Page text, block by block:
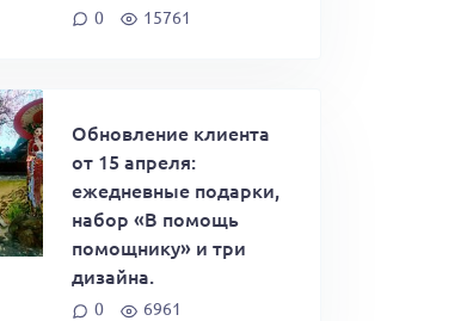
0 15761
Обновление клиента
от 15 апреля:
ежедневные подарки,
набор «В помощь
помощнику» и три
дизайна.
0 6961